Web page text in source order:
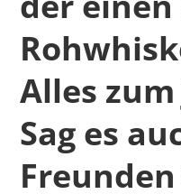
Alles
Sag es